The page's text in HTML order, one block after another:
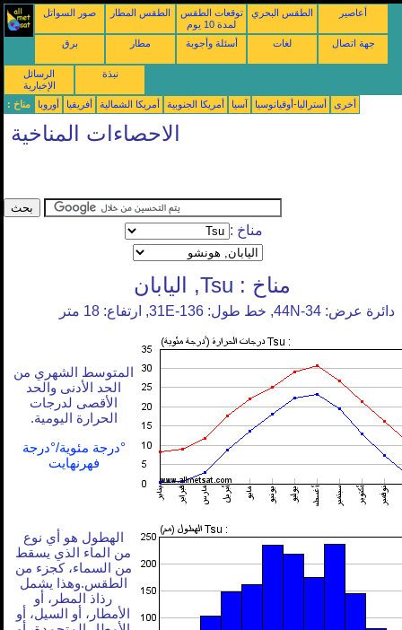
صور السواتل الطقس المطار
توقعات الطقس
لمدة 10 يوم
الطقس البحري أعاصير
برق مطار أسئلة وأجوبة لغات جهة اتصال
الرسائل
الإخبارية
نبذة
مناخ : أوروبا أفريقيا أمريكا الشمالية أمريكا الجنوبية آسيا أستراليا-أوقيانوسيا أخرى
الاحصاءات المناخية
مناخ :
مناخ : Tsu, اليابان
دائرة عرض: 34-44N, خط طول: 136-31E, ارتفاع: 18 متر
المتوسط الشهري من
الحد الأدنى والحد
الأقصى لدرجات
الحرارة اليومية.
°درجة مئوية/°درجة
فهرنهايت
الهطول هو أي نوع
من الماء الذي يسقط
من السماء، كجزء من
الطقس.وهذا يشمل
رذاذ المطر، أو
الأمطار، أو السيل، أو